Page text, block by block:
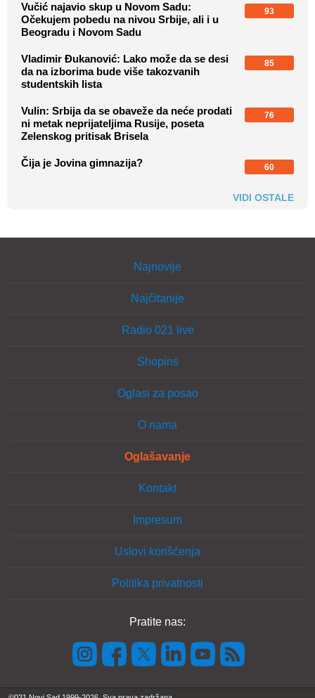
Vučić najavio skup u Novom Sadu:
Očekujem pobedu na nivou Srbije, ali i u
Beogradu i Novom Sadu
93
Vladimir Đukanović: Lako može da se desi
da na izborima bude više takozvanih
studentskih lista
85
Vulin: Srbija da se obaveže da neće prodati
ni metak neprijateljima Rusije, poseta
Zelenskog pritisak Brisela
76
Čija je Jovina gimnazija? 60
VIDI OSTALE
Najnovije
Najčitanije
Radio 021 live
Shopins
Oglasi za posao
O nama
Oglašavanje
Kontakt
Impresum
Uslovi korišćenja
Politika privatnosti
Pratite nas: